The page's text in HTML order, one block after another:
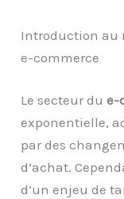
Introduction au
e-commerce
Le secteur due-
exponentielle,
par des
d’achat.
d’un enjeu de